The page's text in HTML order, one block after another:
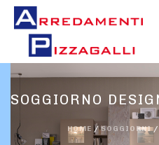
SOGGIORNO
HOME /SOGGIORNI/